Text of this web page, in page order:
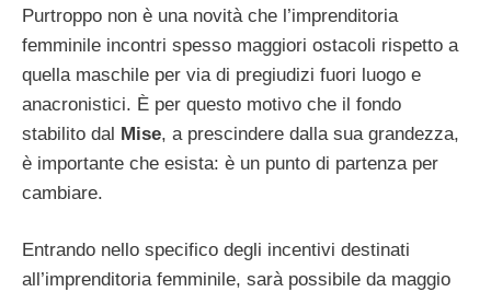
Purtroppo non è una novità che l’imprenditoria
femminile incontri spesso maggiori ostacoli rispetto a
quella maschile per via di pregiudizi fuori luogo e
anacronistici. È per questo motivo che il fondo
stabilito dal Mise, a prescindere dalla sua grandezza,
è importante che esista: è un punto di partenza per
cambiare.
Entrando nello specifico degli incentivi destinati
all’imprenditoria femminile, sarà possibile da maggio